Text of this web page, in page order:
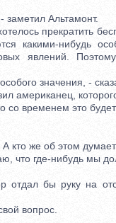
Альтамонт.
прекратить
какими-нибудь
явлений.
значения, -
американец,
со временем это
кто же об этом
что где-нибудь мы
бы руку на
вопрос.